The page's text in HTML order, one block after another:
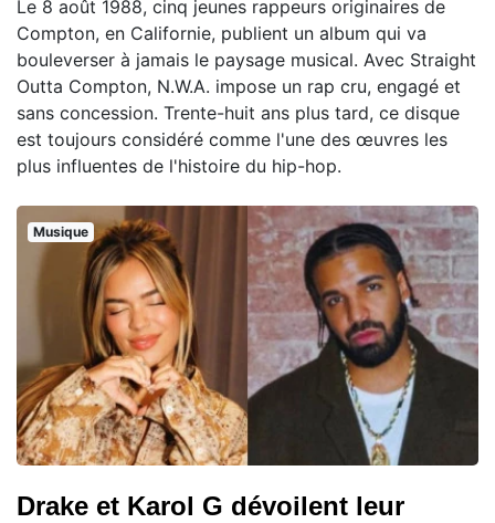
Le 8 août 1988, cinq jeunes rappeurs originaires de
Compton, en Californie, publient un album qui va
bouleverser à jamais le paysage musical. Avec Straight
Outta Compton, N.W.A. impose un rap cru, engagé et
sans concession. Trente-huit ans plus tard, ce disque
est toujours considéré comme l'une des œuvres les
plus influentes de l'histoire du hip-hop.
Musique
Drake et Karol G dévoilent leur